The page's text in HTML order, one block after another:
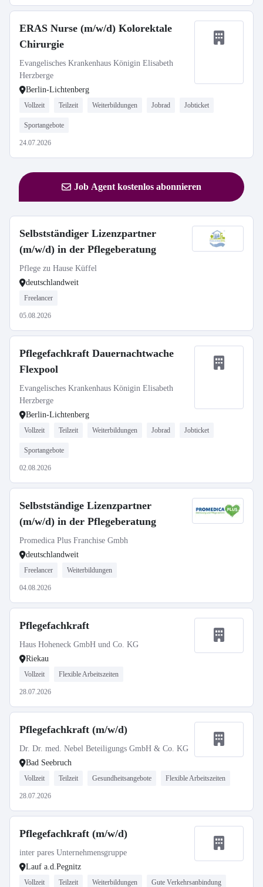
ERAS Nurse (m/w/d) Kolorektale
Chirurgie
Evangelisches Krankenhaus Königin Elisabeth
Herzberge
Berlin-Lichtenberg
Vollzeit Teilzeit Weiterbildungen Jobrad Jobticket
Sportangebote
24.07.2026
Job Agent kostenlos abonnieren
Selbstständiger Lizenzpartner
(m/w/d) in der Pflegeberatung
Pflege zu Hause Küffel
deutschlandweit
Freelancer
05.08.2026
Pflegefachkraft Dauernachtwache
Flexpool
Evangelisches Krankenhaus Königin Elisabeth
Herzberge
Berlin-Lichtenberg
Vollzeit Teilzeit Weiterbildungen Jobrad Jobticket
Sportangebote
02.08.2026
Selbstständige Lizenzpartner
(m/w/d) in der Pflegeberatung
Promedica Plus Franchise Gmbh
deutschlandweit
Freelancer Weiterbildungen
04.08.2026
Pflegefachkraft
Haus Hoheneck GmbH und Co. KG
Riekau
Vollzeit Flexible Arbeitszeiten
28.07.2026
Pflegefachkraft (m/w/d)
Dr. Dr. med. Nebel Beteiligungs GmbH & Co. KG
Bad Seebruch
Vollzeit Teilzeit Gesundheitsangebote Flexible Arbeitszeiten
28.07.2026
Pflegefachkraft (m/w/d)
inter pares Unternehmensgruppe
Lauf a.d.Pegnitz
Vollzeit Teilzeit Weiterbildungen Gute Verkehrsanbindung